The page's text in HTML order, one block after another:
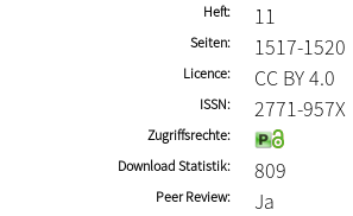
Heft 11
Seiten 1517-1520
Licence CC BY 4.0
ISSN 2771-957X
Zugriffsrechte
Download Statistik
809
Peer Review Ja